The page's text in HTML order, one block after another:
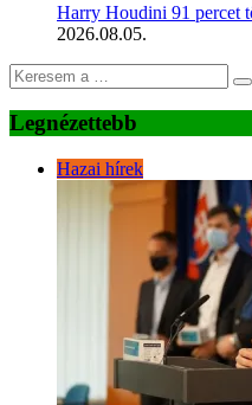
Harry Houdini 91 percet
2026.08.05.
Legnézettebb
Hazai hírek